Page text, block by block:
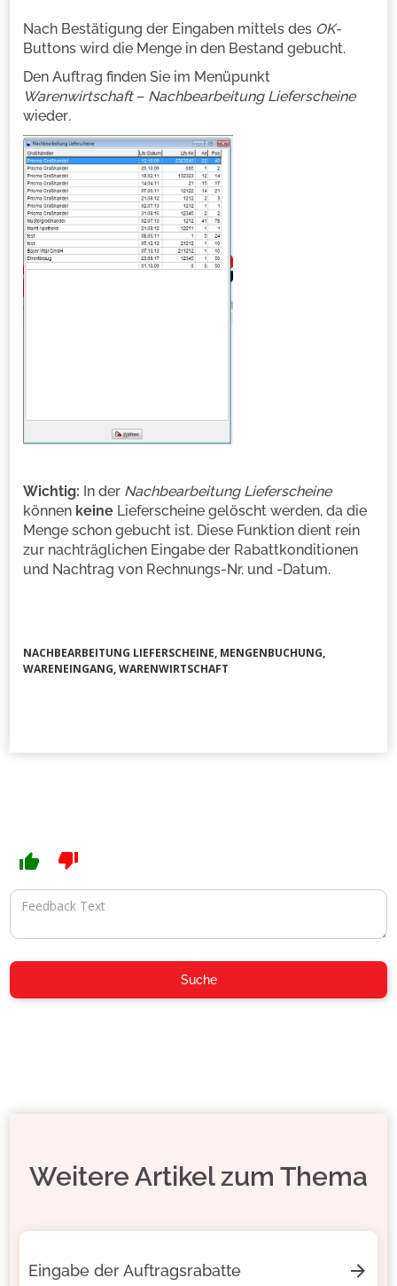
Nach Bestätigung der Eingaben mittels des OK-
Buttons wird die Menge in den Bestand gebucht.
Den Auftrag finden Sie im Menüpunkt
Warenwirtschaft– Nachbearbeitung Lieferscheine
wieder.
Wichtig: In der Nachbearbeitung Lieferscheine
können keine Lieferscheine gelöscht werden, da die
Menge schon gebucht ist. Diese Funktion dient rein
zur nachträglichen Eingabe der Rabattkonditionen
und Nachtrag von Rechnungs-Nr. und -Datum.
NACHBEARBEITUNG LIEFERSCHEINE, MENGENBUCHUNG,
WARENEINGANG, WARENWIRTSCHAFT
Weitere Artikel zum Thema
Eingabe der Auftragsrabatte